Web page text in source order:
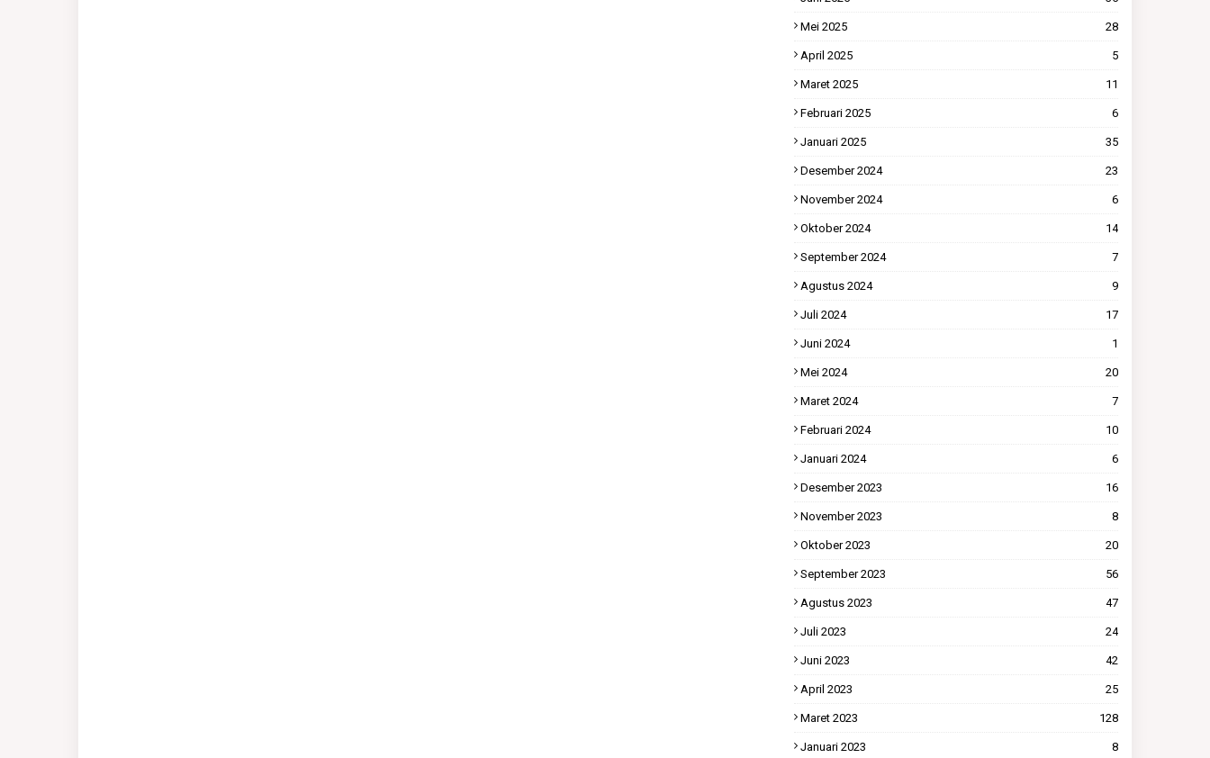
Mei 2025 28
April 2025 5
Maret 2025 11
Februari 2025 6
Januari 2025 35
Desember 2024 23
November 2024 6
Oktober 2024 14
September 2024 7
Agustus 2024 9
Juli 2024 17
Juni 2024 1
Mei 2024 20
Maret 2024 7
Februari 2024 10
Januari 2024 6
Desember 2023 16
November 2023 8
Oktober 2023 20
September 2023 56
Agustus 2023 47
Juli 2023 24
Juni 2023 42
April 2023 25
Maret 2023 128
Januari 2023 8